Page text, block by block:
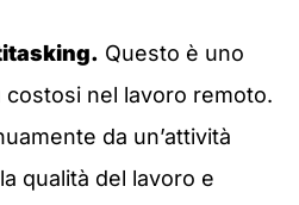
Questo è uno
costosi nel lavoro remoto.
da un’attività
qualità del lavoro e